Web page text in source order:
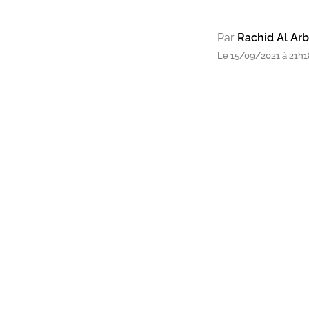
Par Rachid Al
Le 15/09/2021 à